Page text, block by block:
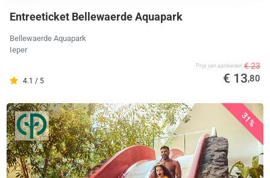
Entreeticket Bellewaerde Aquapark
Bellewaerde Aquapark
Ieper
4.1 / 5
Prijs van aanbieder € 23
€ 13,80
31%